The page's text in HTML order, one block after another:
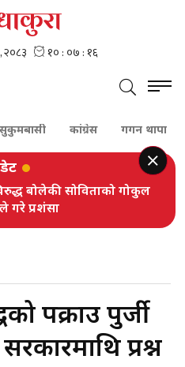
कांग्रेस गगन थापा
बोलेकी सोविताको गोकुल
गरे प्रशंसा
पक्राउ पुर्जी
प्रश्न